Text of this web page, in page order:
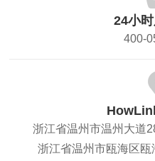
24小
400-
浙江省温州市温州大道
浙江省温州市瓯海区